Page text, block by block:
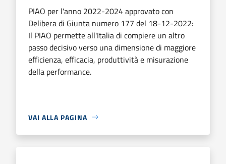
PIAO per l'anno 2022-2024 approvato con
Delibera di Giunta numero 177 del 18-12-2022:
Il PIAO permette all'Italia di compiere un altro
passo decisivo verso una dimensione di maggiore
efficienza, efficacia, produttività e misurazione
della performance.
VAI ALLA PAGINA